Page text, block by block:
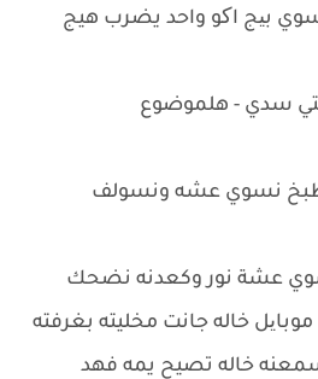
بیج اکو واحد يضرب هيج
سدي - هلموضوع
نسوي عشه ونسولف
عشة نور وكعدنه نضحك
خاله جانت مخليته بغرفته
خاله تصيح يمه فهد